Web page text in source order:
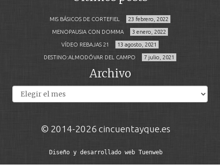
MIS BÁSICOS DE CORTEFIEL 23 febrero, 2022
MENOPAUSIA CON DOMMA 3 enero, 2022
VÍDEO REBAJAS 21 13 agosto, 2021
DESTINO:ALMODÓVAR DEL CAMPO 7 julio, 2021
Archivo
© 2014-2026 cincuentayque.es
Diseño y desarrollado web Tuenweb